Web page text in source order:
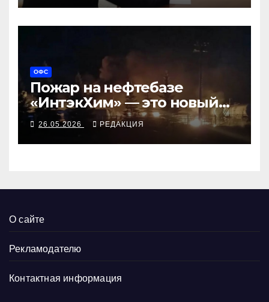
ОФС
Пожар на нефтебазе
«ИнтэкХим» — это новый
этап башкирского
партизанского фронта?
26.05.2026 РЕДАКЦИЯ
О сайте
Рекламодателю
Контактная информация